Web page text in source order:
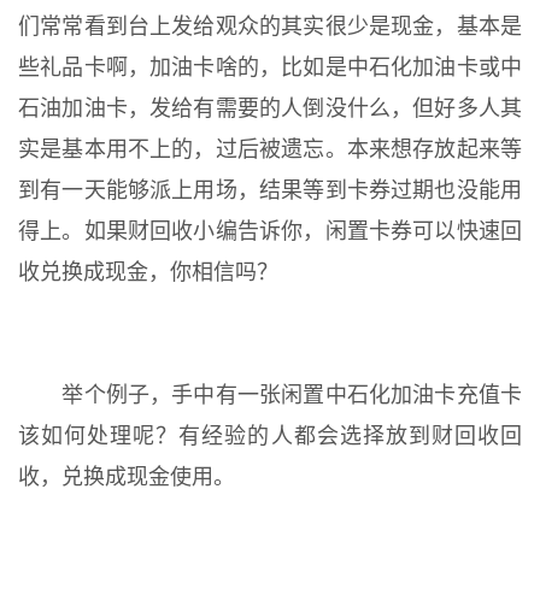
们常常看到台上发给观众的其实很少是现金，基本是
些礼品卡啊，加油卡啥的，比如是中石化加油卡或中
石油加油卡，发给有需要的人倒没什么，但好多人其
实是基本用不上的，过后被遗忘。本来想存放起来等
到有一天能够派上用场，结果等到卡券过期也没能用
得上。如果财回收小编告诉你，闲置卡券可以快速回
收兑换成现金，你相信吗？
举个例子，手中有一张闲置中石化加油卡充值卡
该如何处理呢？有经验的人都会选择放到财回收回
收，兑换成现金使用。